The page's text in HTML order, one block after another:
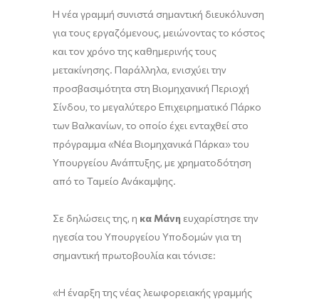
Η νέα γραμμή συνιστά σημαντική διευκόλυνση
για τους εργαζόμενους, μειώνοντας το κόστος
και τον χρόνο της καθημερινής τους
μετακίνησης. Παράλληλα, ενισχύει την
προσβασιμότητα στη Βιομηχανική Περιοχή
Σίνδου, το μεγαλύτερο Επιχειρηματικό Πάρκο
των Βαλκανίων, το οποίο έχει ενταχθεί στο
πρόγραμμα «Νέα Βιομηχανικά Πάρκα» του
Υπουργείου Ανάπτυξης, με χρηματοδότηση
από το Ταμείο Ανάκαμψης.
Σε δηλώσεις της, η κα Μάνη ευχαρίστησε την
ηγεσία του Υπουργείου Υποδομών για τη
σημαντική πρωτοβουλία και τόνισε:
«Η έναρξη της νέας λεωφορειακής γραμμής